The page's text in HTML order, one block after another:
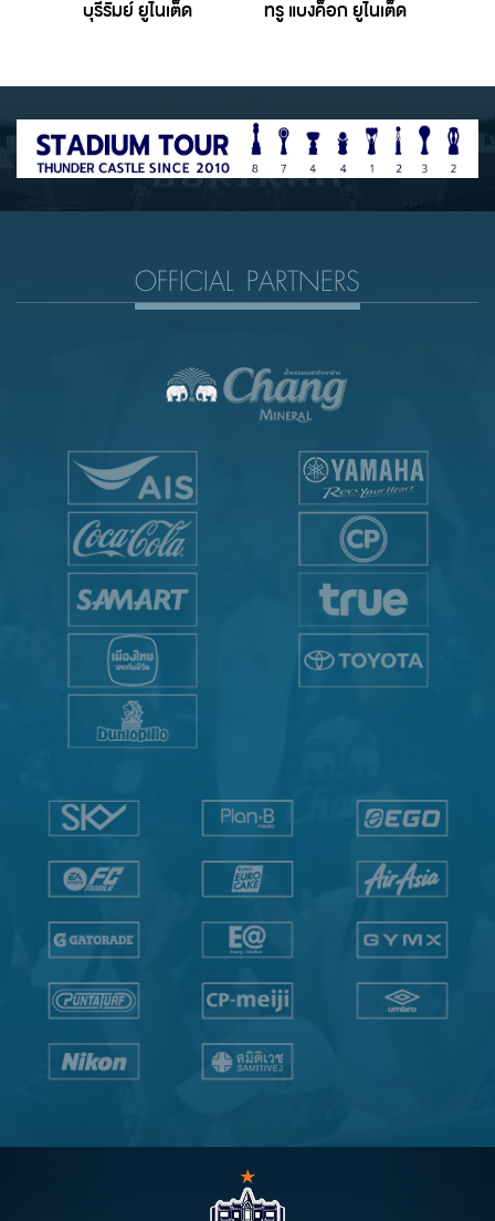
บุรีรัมย์ ยูไนเต็ด
ทรู แบงค็อก ยูไนเต็ด
OFFICIAL PARTNERS